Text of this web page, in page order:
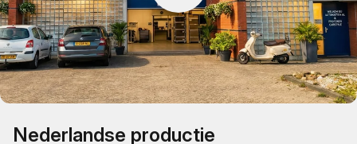
Nederlandse productie